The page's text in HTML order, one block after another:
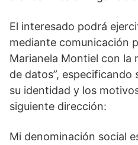
El interesado podrá
mediante comunicación
Marianela Montiel con la
de datos”,
su identidad y los
siguiente dirección:
Mi denominación social